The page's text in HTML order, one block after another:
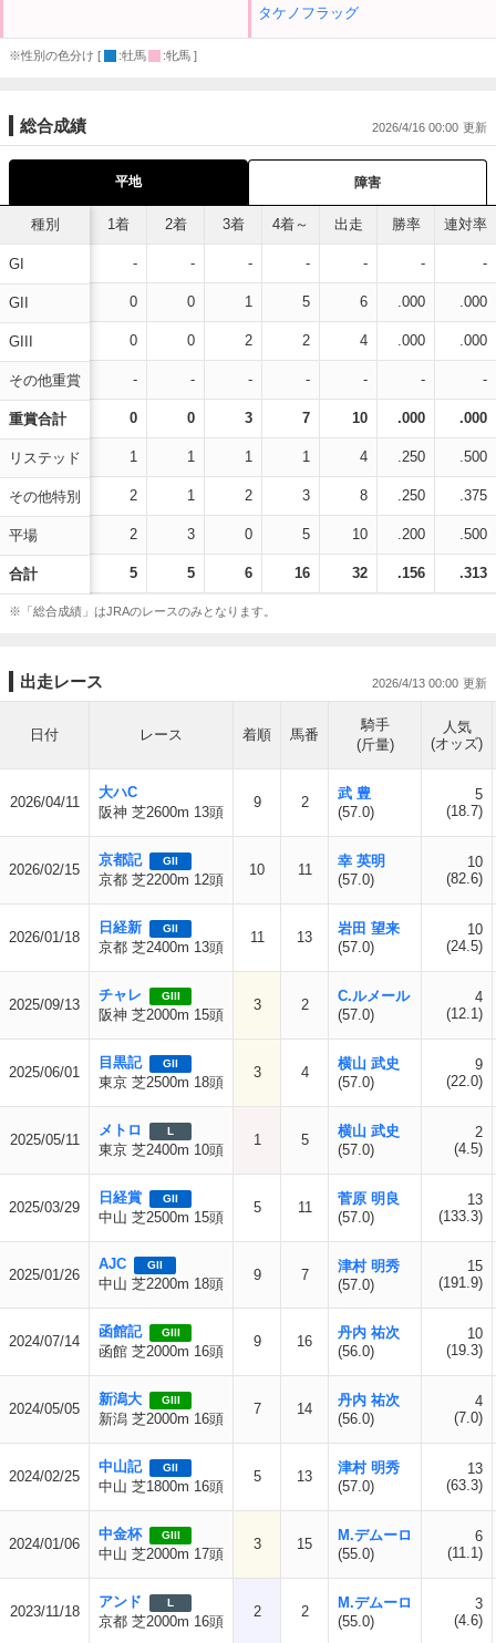
タケノフラッグ
※性別の色分け [ :牡馬 :牝馬 ]
総合成績 2026/4/16 00:00
平地 障害
種別
GI
GII
GIII
その他重賞
重賞合計
リステッド
その他特別
平場
合計
1着 2着 3着 4着～ 出走 勝率 連対率
- - - - - - -
0 0 1 5 6 .000 .000
0 0 2 2 4 .000 .000
- - - - - - -
0 0 3 7 10 .000 .000
1 1 1 1 4 .250 .500
2 1 2 3 8 .250 .375
2 3 0 5 10 .200 .500
5 5 6 16 32 .156 .313
※「総合成績」はJRAのレースのみとなります。
出走レース 2026/4/13 00:00
日付 レース 着順 馬番
騎手
(斤量)
人気
(オッズ)
2026/04/11
大ハC
阪神 芝2600m 13頭
9 2
武 豊
(57.0)
5
(18.7)
2026/02/15
京都記 GII
京都 芝2200m 12頭
10 11
幸 英明
(57.0)
10
(82.6)
2026/01/18
日経新 GII
京都 芝2400m 13頭
11 13
岩田 望来
(57.0)
10
(24.5)
2025/09/13
チャレ GIII
阪神 芝2000m 15頭
3 2
C.ルメール
(57.0)
4
(12.1)
2025/06/01
目黒記 GII
東京 芝2500m 18頭
3 4
横山 武史
(57.0)
9
(22.0)
2025/05/11
メトロ L
東京 芝2400m 10頭
1 5
横山 武史
(57.0)
2
(4.5)
2025/03/29
日経賞 GII
中山 芝2500m 15頭
5 11
菅原 明良
(57.0)
13
(133.3)
2025/01/26
AJC GII
中山 芝2200m 18頭
9 7
津村 明秀
(57.0)
15
(191.9)
2024/07/14
函館記 GIII
函館 芝2000m 16頭
9 16
丹内 祐次
(56.0)
10
(19.3)
2024/05/05
新潟大 GIII
新潟 芝2000m 16頭
7 14
丹内 祐次
(56.0)
4
(7.0)
2024/02/25
中山記 GII
中山 芝1800m 16頭
5 13
津村 明秀
(57.0)
13
(63.3)
2024/01/06
中金杯 GIII
中山 芝2000m 17頭
3 15
M.デムーロ
(55.0)
6
(11.1)
2023/11/18
アンド L
京都 芝2000m 16頭
2 2
M.デムーロ
(55.0)
3
(4.6)